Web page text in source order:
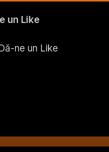
un Like
ne un Like